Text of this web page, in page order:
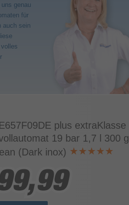
genau
für
auch sein
plus extraKlasse
19 bar 1,7 l 300 g
(Dark inox)